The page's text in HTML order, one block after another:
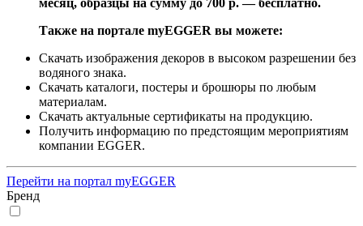
Также на портале myEGGER вы можете:
Скачать изображения декоров в высоком разрешении без
водяного знака.
Скачать каталоги, постеры и брошюры по любым
материалам.
Скачать актуальные сертификаты на продукцию.
Получить информацию по предстоящим мероприятиям
компании EGGER.
Перейти на портал myEGGER
Бренд